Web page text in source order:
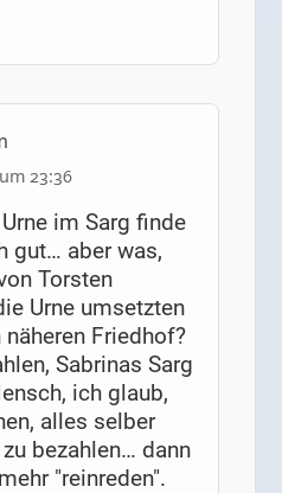
23:36
im Sarg finde
gut… aber was,
Torsten
Urne umsetzten
Friedhof?
Sabrinas Sarg
ich glaub,
alles selber
bezahlen… dann
"reinreden".